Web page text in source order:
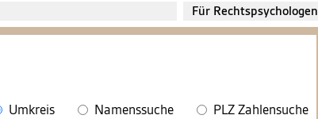
Für Rechtspsychologen
Umkreis Namenssuche PLZ Zahlensuche